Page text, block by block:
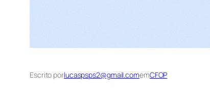
Escrito porlucaspsps2@gmail.comemCFOP